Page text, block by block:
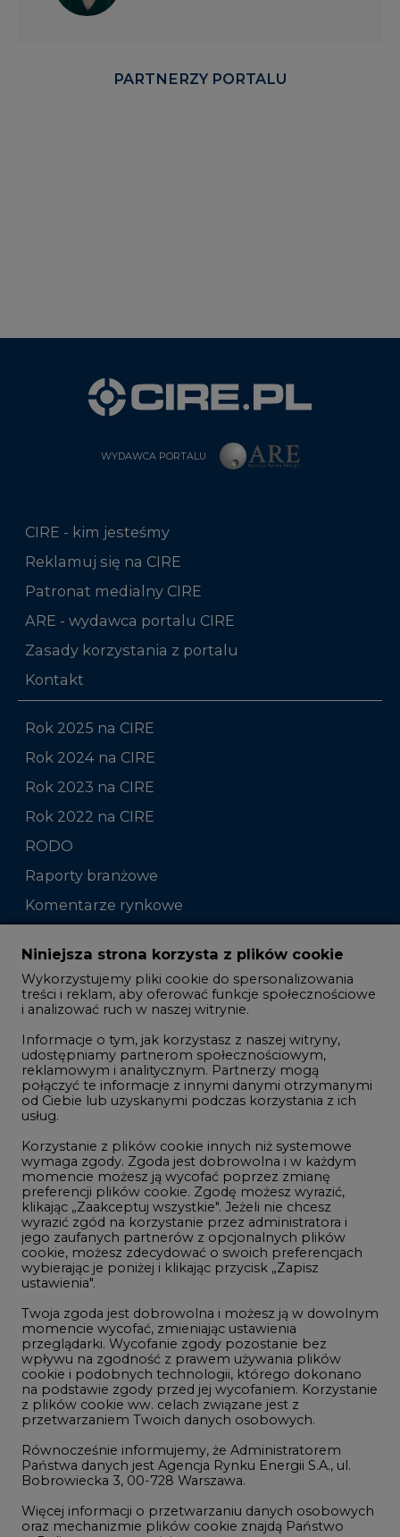
PARTNERZY PORTALU
WYDAWCA PORTALU
CIRE - kim jesteśmy
Reklamuj się na CIRE
Patronat medialny CIRE
ARE - wydawca portalu CIRE
Zasady korzystania z portalu
Kontakt
Rok 2025 na CIRE
Rok 2024 na CIRE
Rok 2023 na CIRE
Rok 2022 na CIRE
RODO
Raporty branżowe
Komentarze rynkowe
Zmiany kadrowe na rynku
Studio CIRE
Rozmowy o energetyce
Gospodarka
Geopolityka
LTE450
Innowacje i AI
Telekomunikacja i IT
Handel emisjami CO2
Wodór
Górnictwo
Atom
Fotowoltaika
Offshore wind
Zielone samorządy
Zielona gospodarka
Niniejsza strona korzysta z plików cookie
Wykorzystujemy pliki cookie do spersonalizowania
treści i reklam, aby oferować funkcje społecznościowe
i analizować ruch w naszej witrynie.
Informacje o tym, jak korzystasz z naszej witryny,
udostępniamy partnerom społecznościowym,
reklamowym i analitycznym. Partnerzy mogą
połączyć te informacje z innymi danymi otrzymanymi
od Ciebie lub uzyskanymi podczas korzystania z ich
usług.
Korzystanie z plików cookie innych niż systemowe
wymaga zgody. Zgoda jest dobrowolna i w każdym
momencie możesz ją wycofać poprzez zmianę
preferencji plików cookie. Zgodę możesz wyrazić,
klikając „Zaakceptuj wszystkie". Jeżeli nie chcesz
wyrazić zgód na korzystanie przez administratora i
jego zaufanych partnerów z opcjonalnych plików
cookie, możesz zdecydować o swoich preferencjach
wybierając je poniżej i klikając przycisk „Zapisz
ustawienia".
Twoja zgoda jest dobrowolna i możesz ją w dowolnym
momencie wycofać, zmieniając ustawienia
przeglądarki. Wycofanie zgody pozostanie bez
wpływu na zgodność z prawem używania plików
cookie i podobnych technologii, którego dokonano
na podstawie zgody przed jej wycofaniem. Korzystanie
z plików cookie ww. celach związane jest z
przetwarzaniem Twoich danych osobowych.
Równocześnie informujemy, że Administratorem
Państwa danych jest Agencja Rynku Energii S.A., ul.
Bobrowiecka 3, 00-728 Warszawa.
Więcej informacji o przetwarzaniu danych osobowych
oraz mechanizmie plików cookie znajdą Państwo